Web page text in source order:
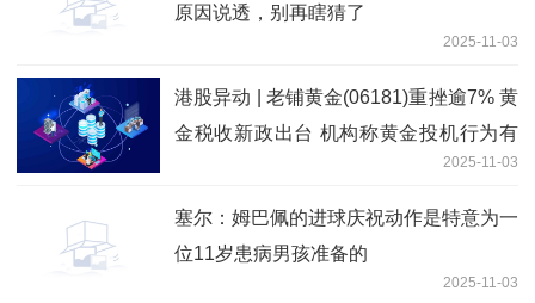
原因说透，别再瞎猜了
2025-11-03
港股异动 | 老铺黄金(06181)重挫逾7% 黄
金税收新政出台 机构称黄金投机行为有
2025-11-03
塞尔：姆巴佩的进球庆祝动作是特意为一
位11岁患病男孩准备的
2025-11-03